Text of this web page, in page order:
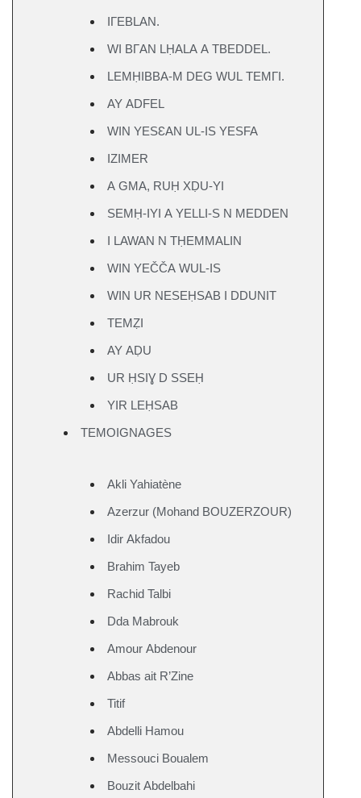
IΓEBLAN.
WI BΓAN LḤALA A TBEDDEL.
LEMḤIBBA-M DEG WUL TEMΓI.
AY ADFEL
WIN YESƐAN UL-IS YESFA
IZIMER
A GMA, RUḤ XḌU-YI
SEMḤ-IYI A YELLI-S N MEDDEN
I LAWAN N TḤEMMALIN
WIN YEČČA WUL-IS
WIN UR NESEḤSAB I DDUNIT
TEMẒI
AY AḌU
UR ḤSIƔ D SSEḤ
YIR LEḤSAB
TEMOIGNAGES
Akli Yahiatène
Azerzur (Mohand BOUZERZOUR)
Idir Akfadou
Brahim Tayeb
Rachid Talbi
Dda Mabrouk
Amour Abdenour
Abbas ait R’Zine
Titif
Abdelli Hamou
Messouci Boualem
Bouzit Abdelbahi